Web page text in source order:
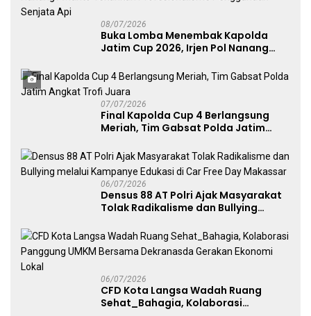
08/07/2026
Buka Lomba Menembak Kapolda
Jatim Cup 2026, Irjen Pol Nanang
Penggunaan Senjata Api
07/07/2026
Final Kapolda Cup 4 Berlangsung
Meriah, Tim Gabsat Polda Jatim
06/07/2026
Densus 88 AT Polri Ajak Masyarakat
Tolak Radikalisme dan Bullying
Free Day Makassar
06/07/2026
CFD Kota Langsa Wadah Ruang
Sehat_Bahagia, Kolaborasi